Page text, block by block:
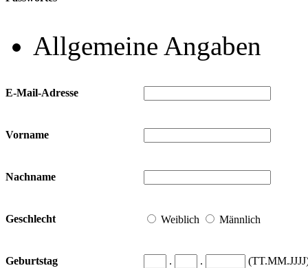
Allgemeine Angaben
E-Mail-Adresse
Vorname
Nachname
Geschlecht Weiblich Männlich
Geburtstag . .